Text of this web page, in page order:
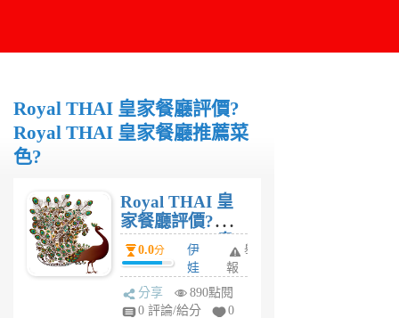
Royal THAI 皇家餐廳評價?
Royal THAI 皇家餐廳推薦菜
色?
Royal THAI 皇
家餐廳評價?
Royal THAI 皇
家餐廳推薦菜
色?
0.0分
伊
娃
6
年
舉
報
分享
890點閱
0 評論/給分
0